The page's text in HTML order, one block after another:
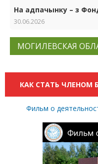
На адпачынку – з
30.06.2026
МОГИЛЕВСКАЯ
КАК СТАТЬ ЧЛЕНОМ
Фильм о